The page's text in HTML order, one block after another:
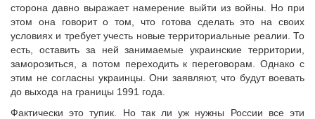
сторона давно выражает намерение выйти из войны. Но при
этом она говорит о том, что готова сделать это на своих
условиях и требует учесть новые территориальные реалии. То
есть, оставить за ней занимаемые украинские территории,
заморозиться, а потом переходить к переговорам. Однако с
этим не согласны украинцы. Они заявляют, что будут воевать
до выхода на границы 1991 года.
Фактически это тупик. Но так ли уж нужны России все эти